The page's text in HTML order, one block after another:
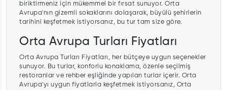
biriktirmeniz için mükemmel bir fırsat sunuyor. Orta
Avrupa'nın gizemli sokaklarını dolaşarak, büyülü şehirlerin
tarihini keşfetmek istiyorsanız, bu tur tam size göre.
Orta Avrupa Turları Fiyatları
Orta Avrupa Turları Fiyatları, her bütçeye uygun seçenekler
sunuyor. Bu turlar, konforlu konaklama, özenle seçilmiş
restoranlar ve rehber eşliğinde yapılan turlar içerir. Orta
Avrupa'yı uygun fiyatlarla keşfetmek istiyorsanız, Orta